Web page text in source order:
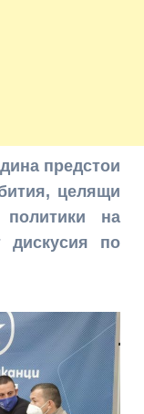
предстои
целящи
политики на
дискусия по